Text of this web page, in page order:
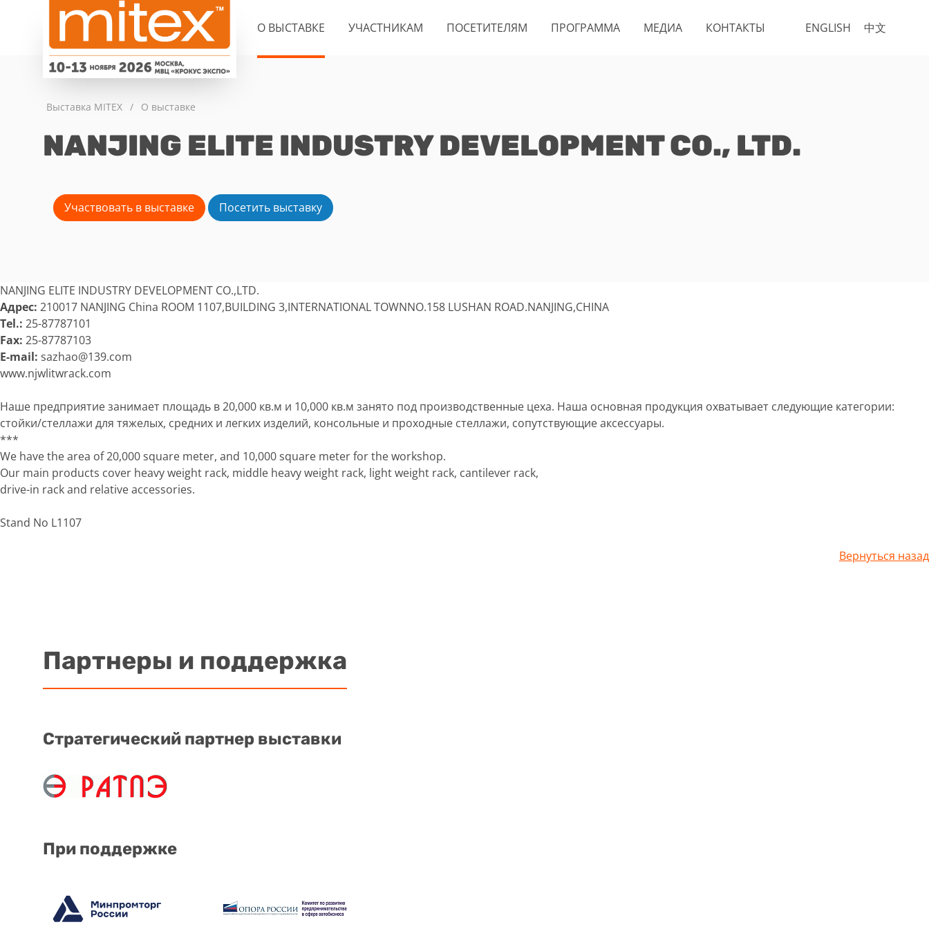
ENGLISH 中文
О ВЫСТАВКЕ УЧАСТНИКАМ ПОСЕТИТЕЛЯМ ПРОГРАММА МЕДИА КОНТАКТЫ
Выставка MITEX / О выставке
NANJING ELITE INDUSTRY DEVELOPMENT CO., LTD.
Участвовать в выставке Посетить выставку
NANJING ELITE INDUSTRY DEVELOPMENT CO.,LTD.
Адрес: 210017 NANJING China ROOM 1107,BUILDING 3,INTERNATIONAL TOWNNO.158 LUSHAN ROAD.NANJING,CHINA
Tel.: 25-87787101
Fax: 25-87787103
E-mail: sazhao@139.com
www.njwlitwrack.com
Наше предприятие занимает площадь в 20,000 кв.м и 10,000 кв.м занято под производственные цеха. Наша основная продукция охватывает следующие категории:
стойки/стеллажи для тяжелых, средних и легких изделий, консольные и проходные стеллажи, сопутствующие аксессуары.
***
We have the area of 20,000 square meter, and 10,000 square meter for the workshop.
Our main products cover heavy weight rack, middle heavy weight rack, light weight rack, cantilever rack,
drive-in rack and relative accessories.
Stand No L1107
Вернуться назад
Партнеры и поддержка
Стратегический партнер выставки
При поддержке